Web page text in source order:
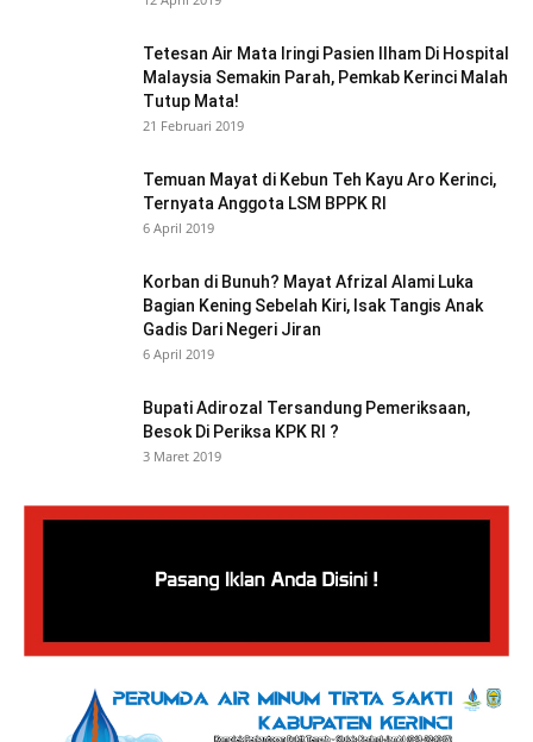
Tetesan Air Mata Iringi Pasien Ilham Di Hospital
Malaysia Semakin Parah, Pemkab Kerinci Malah
Tutup Mata!
21 Februari 2019
Temuan Mayat di Kebun Teh Kayu Aro Kerinci,
Ternyata Anggota LSM BPPK RI
6 April 2019
Korban di Bunuh? Mayat Afrizal Alami Luka
Bagian Kening Sebelah Kiri, Isak Tangis Anak
Gadis Dari Negeri Jiran
6 April 2019
Bupati Adirozal Tersandung Pemeriksaan,
Besok Di Periksa KPK RI ?
3 Maret 2019